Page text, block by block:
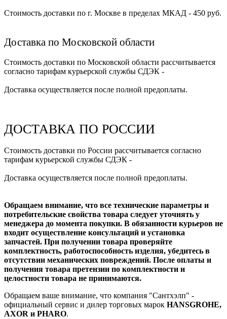
Стоимость доставки по г. Москве в пределах МКАД - 450 руб.
Доставка по Московской области
Стоимость доставки по Московской области рассчитывается
согласно тарифам курьерской службы СДЭК -
Доставка осуществляется после полной предоплаты.
ДОСТАВКА ПО РОССИИ
Стоимость доставки по России рассчитывается согласно
тарифам курьерской службы СДЭК -
Доставка осуществляется после полной предоплаты.
Обращаем внимание, что все технические параметры и
потребительские свойства товара следует уточнять у
менеджера до момента покупки. В обязанности курьеров не
входит осуществление консультаций и установка
запчастей. При получении товара проверяйте
комплектность, работоспособность изделия, убедитесь в
отсутствии механических повреждений. После оплаты и
получения товара претензии по комплектности и
целостности товара не принимаются.
Обращаем ваше внимание, что компания "Сантхэлп" -
официальный сервис и дилер торговых марок HANSGROHE,
AXOR и PHARO.